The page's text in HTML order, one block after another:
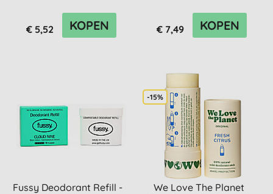
€ 5,52 KOPEN € 7,49 KOPEN
Fussy Deodorant Refill -
-15%
We Love The Planet